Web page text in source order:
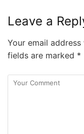
Leave a
Your email
fields are marked *